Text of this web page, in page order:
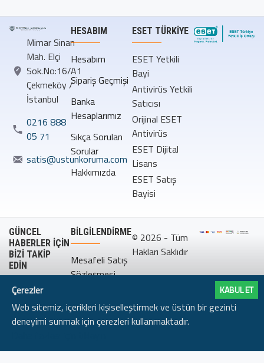
Mimar Sinan
Mah. Elçi
Sok.No:16/A1
Çekmeköy /
İstanbul
0216 888
05 71
satis@ustunkoruma.com
HESABIM
Hesabım
Sipariş Geçmişi
Banka
Hesaplarımız
Sıkça Sorulan
Sorular
Hakkımızda
ESET TÜRKIYE
ESET Yetkili
Bayi
Antivirüs Yetkili
Satıcısı
Orijinal ESET
Antivirüs
ESET Dijital
Lisans
ESET Satış
Bayisi
GÜNCEL
HABERLER İÇİN
BİZİ TAKİP
EDİN
BILGILENDIRME
Mesafeli Satış
Sözleşmesi
Politikası
© 2026 - Tüm
Hakları Saklıdır
KABUL ET
Çerezler
Web sitemiz, içerikleri kişiselleştirmek ve üstün bir gezinti
deneyimi sunmak için çerezleri kullanmaktadır.